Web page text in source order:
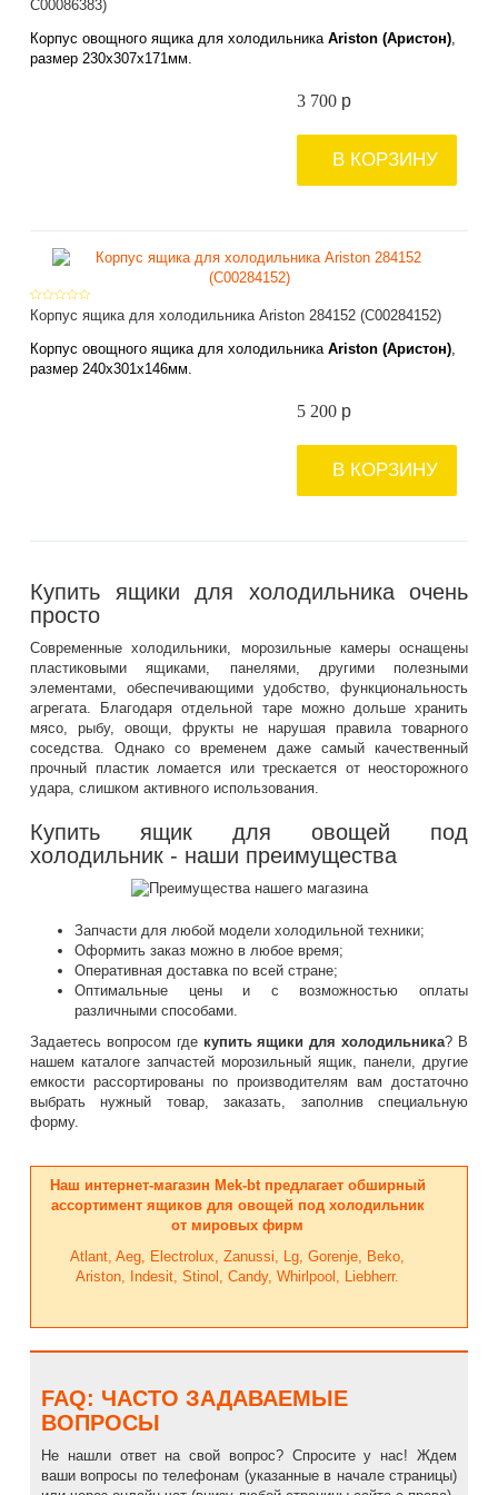
C00086383)
Корпус овощного ящика для холодильника Ariston (Аристон)
размер 230х307х171мм
3 700 p
В КОРЗИНУ
Корпус ящика для холодильника Ariston 284152 (C00284152)
Корпус овощного ящика для холодильника Ariston (Аристон)
размер 240х301х146мм
5 200 p
В КОРЗИНУ
Купить ящики для холодильника очень
просто
Современные холодильники, морозильные камеры оснащены
пластиковыми ящиками, панелями, другими полезными
элементами, обеспечивающими удобство, функциональность
агрегата. Благодаря отдельной таре можно дольше хранить
мясо, рыбу, овощи, фрукты не нарушая правила товарного
соседства. Однако со временем даже самый качественный
прочный пластик ломается или трескается от неосторожного
удара, слишком активного использования.
Купить ящик для овощей под
холодильник - наши преимущества
Запчасти для любой модели холодильной техники;
Оформить заказ можно в любое время;
Оперативная доставка по всей стране;
Оптимальные цены и с возможностью оплаты
различными способами.
Задаетесь вопросом где купить ящики для холодильника? В
нашем каталоге запчастей морозильный ящик, панели, другие
емкости рассортированы по производителям вам достаточно
выбрать нужный товар, заказать, заполнив специальную
форму.
Наш интернет-магазин Mek-bt предлагает обширный
ассортимент ящиков для овощей под холодильник
от мировых фирм
Atlant, Aeg, Electrolux, Zanussi, Lg, Gorenje, Beko,
Ariston, Indesit, Stinol, Candy, Whirlpool, Liebherr.
FAQ: ЧАСТО ЗАДАВАЕМЫЕ
ВОПРОСЫ
Не нашли ответ на свой вопрос? Спросите у нас! Ждем
ваши вопросы по телефонам (указанные в начале страницы)